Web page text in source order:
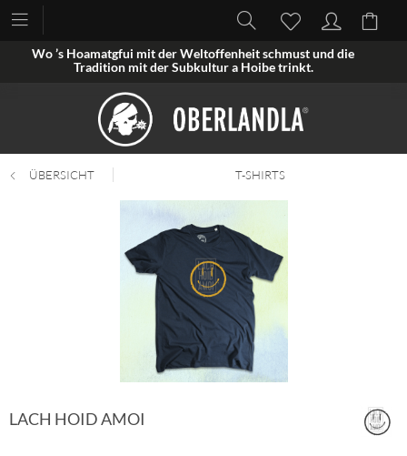
Wo ’s Hoamatgfui mit der Weltoffenheit schmust und die
Tradition mit der Subkultur a Hoibe trinkt.
ÜBERSICHT T-SHIRTS
LACH HOID AMOI